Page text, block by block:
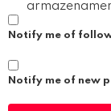
Notify me of
Notify me of new